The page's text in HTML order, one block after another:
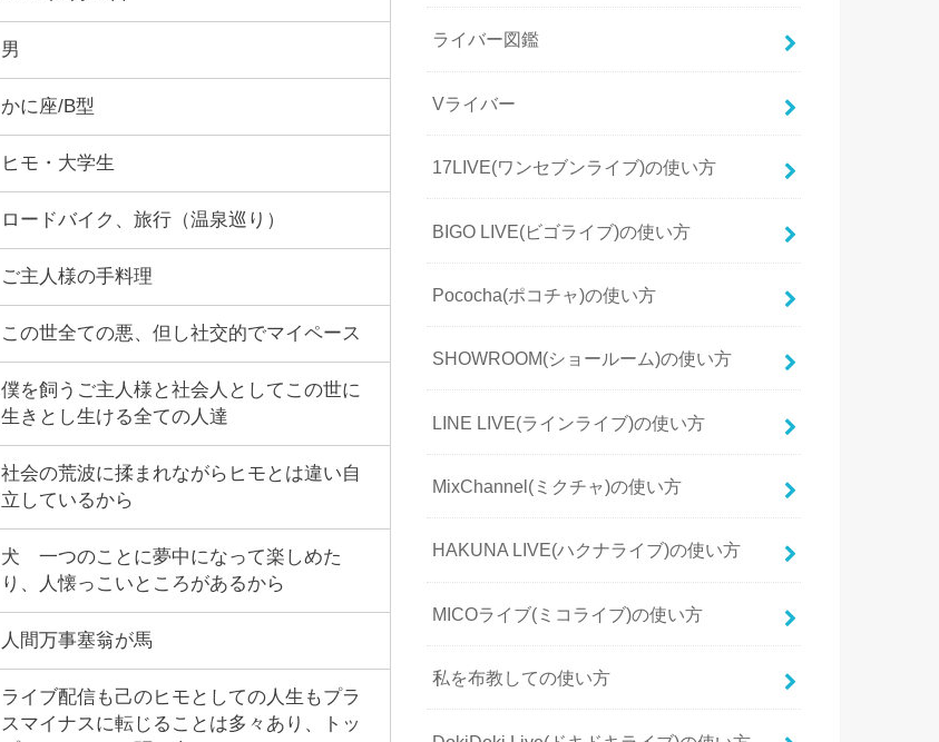
男
かに座/B型
ヒモ・大学生
ロードバイク、旅行（温泉巡り）
ご主人様の手料理
この世全ての悪、但し社交的でマイペース
僕を飼うご主人様と社会人としてこの世に
生きとし生ける全ての人達
社会の荒波に揉まれながらヒモとは違い自
立しているから
犬 一つのことに夢中になって楽しめた
り、人懐っこいところがあるから
人間万事塞翁が馬
ライブ配信も己のヒモとしての人生もプラ
スマイナスに転じることは多々あり、トッ
ライバー図鑑
Vライバー
17LIVE(ワンセブンライブ)の使い方
BIGO LIVE(ビゴライブ)の使い方
Pococha(ポコチャ)の使い方
SHOWROOM(ショールーム)の使い方
LINE LIVE(ラインライブ)の使い方
MixChannel(ミクチャ)の使い方
HAKUNA LIVE(ハクナライブ)の使い方
MICOライブ(ミコライブ)の使い方
私を布教しての使い方